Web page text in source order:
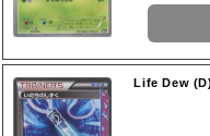
Life Dew